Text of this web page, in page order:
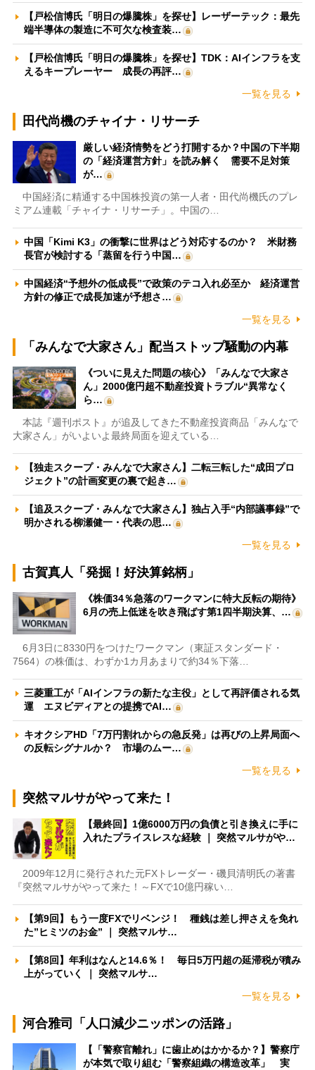
【戸松信博氏「明日の爆騰株」を探せ】レーザーテック：最先
端半導体の製造に不可欠な検査装…
【戸松信博氏「明日の爆騰株」を探せ】TDK：AIインフラを支
えるキープレーヤー 成長の再評…
一覧を見る
田代尚機のチャイナ・リサーチ
厳しい経済情勢をどう打開するか？中国の下半期
の「経済運営方針」を読み解く 需要不足対策
が…
中国経済に精通する中国株投資の第一人者・田代尚機氏のプレ
ミアム連載「チャイナ・リサーチ」。中国の…
中国「Kimi K3」の衝撃に世界はどう対応するのか？ 米財務
長官が検討する「蒸留を行う中国…
中国経済“予想外の低成長”で政策のテコ入れ必至か 経済運営
方針の修正で成長加速が予想さ…
一覧を見る
「みんなで大家さん」配当ストップ騒動の内幕
《ついに見えた問題の核心》「みんなで大家さ
ん」2000億円超不動産投資トラブル“異常なく
ら…
本誌『週刊ポスト』が追及してきた不動産投資商品「みんなで
大家さん」がいよいよ最終局面を迎えている…
【独走スクープ・みんなで大家さん】二転三転した“成田プロ
ジェクト”の計画変更の裏で起き…
【追及スクープ・みんなで大家さん】独占入手“内部議事録”で
明かされる柳瀬健一・代表の思…
一覧を見る
古賀真人「発掘！好決算銘柄」
《株価34％急落のワークマンに特大反転の期待》
6月の売上低迷を吹き飛ばす第1四半期決算、…
6月3日に8330円をつけたワークマン（東証スタンダード・
7564）の株価は、わずか1カ月あまりで約34％下落…
三菱重工が「AIインフラの新たな主役」として再評価される気
運 エヌビディアとの提携でAI…
キオクシアHD「7万円割れからの急反発」は再びの上昇局面へ
の反転シグナルか？ 市場のムー…
一覧を見る
突然マルサがやって来た！
【最終回】1億6000万円の負債と引き換えに手に
入れたプライスレスな経験 ｜ 突然マルサがや…
2009年12月に発行された元FXトレーダー・磯貝清明氏の著書
『突然マルサがやって来た！～FXで10億円稼い…
【第9回】もう一度FXでリベンジ！ 種銭は差し押さえを免れ
た”ヒミツのお金” ｜ 突然マルサ…
【第8回】年利はなんと14.6％！ 毎日5万円超の延滞税が積み
上がっていく ｜ 突然マルサ…
一覧を見る
河合雅司「人口減少ニッポンの活路」
【「警察官離れ」に歯止めはかかるか？】警察庁
が本気で取り組む「警察組織の構造改革」 実